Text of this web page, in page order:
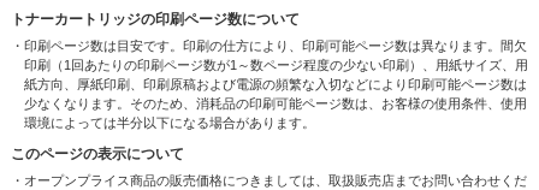
トナーカートリッジの印刷ページ数について
・印刷ページ数は目安です。印刷の仕方により、印刷可能ページ数は異なります。間欠
印刷（1回あたりの印刷ページ数が1～数ページ程度の少ない印刷）、用紙サイズ、用
紙方向、厚紙印刷、印刷原稿および電源の頻繁な入切などにより印刷可能ページ数は
少なくなります。そのため、消耗品の印刷可能ページ数は、お客様の使用条件、使用
環境によっては半分以下になる場合があります。
このページの表示について
・オープンプライス商品の販売価格につきましては、取扱販売店までお問い合わせくだ